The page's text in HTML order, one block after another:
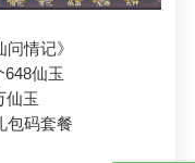
情记》
仙玉
仙玉
包码套餐